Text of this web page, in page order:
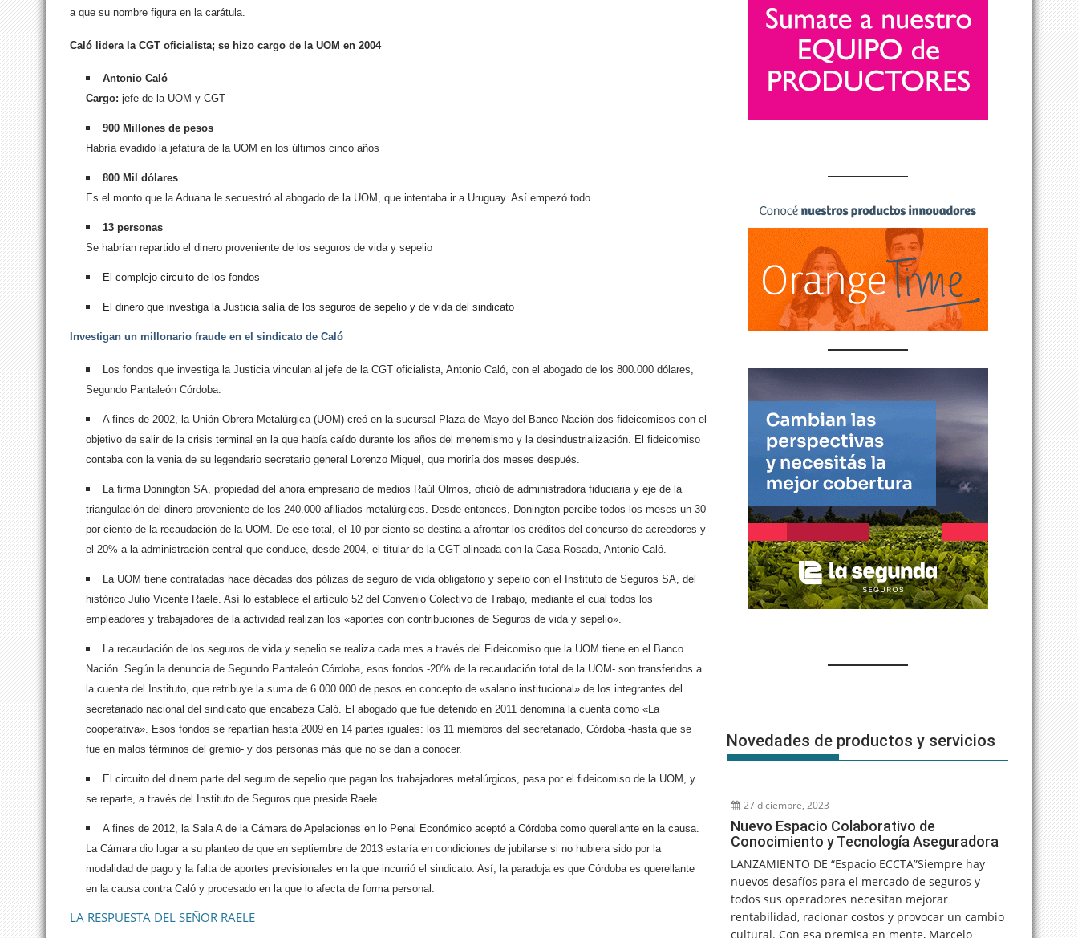
a que su nombre figura en la carátula.
Caló lidera la CGT oficialista; se hizo cargo de la UOM en 2004
Antonio Caló
Cargo: jefe de la UOM y CGT
900 Millones de pesos
Habría evadido la jefatura de la UOM en los últimos cinco años
800 Mil dólares
Es el monto que la Aduana le secuestró al abogado de la UOM, que intentaba ir a Uruguay. Así empezó todo
13 personas
Se habrían repartido el dinero proveniente de los seguros de vida y sepelio
El complejo circuito de los fondos
El dinero que investiga la Justicia salía de los seguros de sepelio y de vida del sindicato
Investigan un millonario fraude en el sindicato de Caló
Los fondos que investiga la Justicia vinculan al jefe de la CGT oficialista, Antonio Caló, con el abogado de los 800.000 dólares,
Segundo Pantaleón Córdoba.
A fines de 2002, la Unión Obrera Metalúrgica (UOM) creó en la sucursal Plaza de Mayo del Banco Nación dos fideicomisos con el
objetivo de salir de la crisis terminal en la que había caído durante los años del menemismo y la desindustrialización. El fideicomiso
contaba con la venia de su legendario secretario general Lorenzo Miguel, que moriría dos meses después.
La firma Donington SA, propiedad del ahora empresario de medios Raúl Olmos, ofició de administradora fiduciaria y eje de la
triangulación del dinero proveniente de los 240.000 afiliados metalúrgicos. Desde entonces, Donington percibe todos los meses un 30
por ciento de la recaudación de la UOM. De ese total, el 10 por ciento se destina a afrontar los créditos del concurso de acreedores y
el 20% a la administración central que conduce, desde 2004, el titular de la CGT alineada con la Casa Rosada, Antonio Caló.
La UOM tiene contratadas hace décadas dos pólizas de seguro de vida obligatorio y sepelio con el Instituto de Seguros SA, del
histórico Julio Vicente Raele. Así lo establece el artículo 52 del Convenio Colectivo de Trabajo, mediante el cual todos los
empleadores y trabajadores de la actividad realizan los «aportes con contribuciones de Seguros de vida y sepelio».
La recaudación de los seguros de vida y sepelio se realiza cada mes a través del Fideicomiso que la UOM tiene en el Banco
Nación. Según la denuncia de Segundo Pantaleón Córdoba, esos fondos -20% de la recaudación total de la UOM- son transferidos a
la cuenta del Instituto, que retribuye la suma de 6.000.000 de pesos en concepto de «salario institucional» de los integrantes del
secretariado nacional del sindicato que encabeza Caló. El abogado que fue detenido en 2011 denomina la cuenta como «La
cooperativa». Esos fondos se repartían hasta 2009 en 14 partes iguales: los 11 miembros del secretariado, Córdoba -hasta que se
fue en malos términos del gremio- y dos personas más que no se dan a conocer.
El circuito del dinero parte del seguro de sepelio que pagan los trabajadores metalúrgicos, pasa por el fideicomiso de la UOM, y
se reparte, a través del Instituto de Seguros que preside Raele.
A fines de 2012, la Sala A de la Cámara de Apelaciones en lo Penal Económico aceptó a Córdoba como querellante en la causa.
La Cámara dio lugar a su planteo de que en septiembre de 2013 estaría en condiciones de jubilarse si no hubiera sido por la
modalidad de pago y la falta de aportes previsionales en la que incurrió el sindicato. Así, la paradoja es que Córdoba es querellante
en la causa contra Caló y procesado en la que lo afecta de forma personal.
LA RESPUESTA DEL SEÑOR RAELE
Novedades de productos y servicios
27 diciembre, 2023
Nuevo Espacio Colaborativo de
Conocimiento y Tecnología Aseguradora
LANZAMIENTO DE “Espacio ECCTA”Siempre hay
nuevos desafíos para el mercado de seguros y
todos sus operadores necesitan mejorar
rentabilidad, racionar costos y provocar un cambio
cultural. Con esa premisa en mente, Marcelo